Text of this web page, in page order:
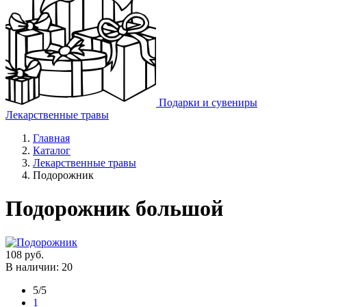
Подарки и сувениры
Лекарственные травы
Главная
Каталог
Лекарственные травы
Подорожник
Подорожник большой
108 руб.
В наличии: 20
5/5
1